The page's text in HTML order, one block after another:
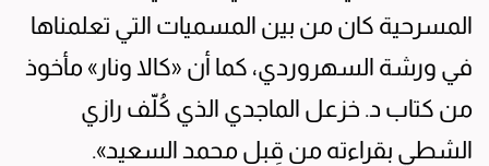
المسرحية كان من بين المسميات التي تعلمناها
في ورشة السهروردي، كما أن «كالا ونار» مأخوذ
من كتاب د. خزعل الماجدي الذي كُلّف رازي
الشطي بقراءته من قِبل محمد السعيد».